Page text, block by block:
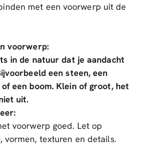
met een voorwerp uit de
voorwerp:
in de natuur dat je aandacht
een steen, een
een boom. Klein of groot, het
uit.
voorwerp goed. Let op
vormen, texturen en details.